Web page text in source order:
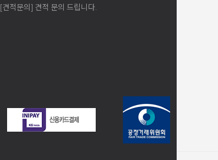
[견적문의] 견적 문의 드립니다.